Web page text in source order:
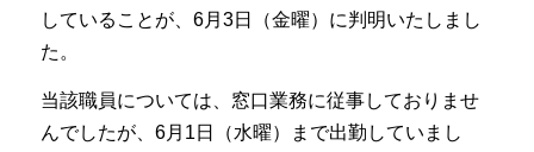
していることが、6月3日（金曜）に判明いたしまし
た。
当該職員については、窓口業務に従事しておりませ
んでしたが、6月1日（水曜）まで出勤していまし